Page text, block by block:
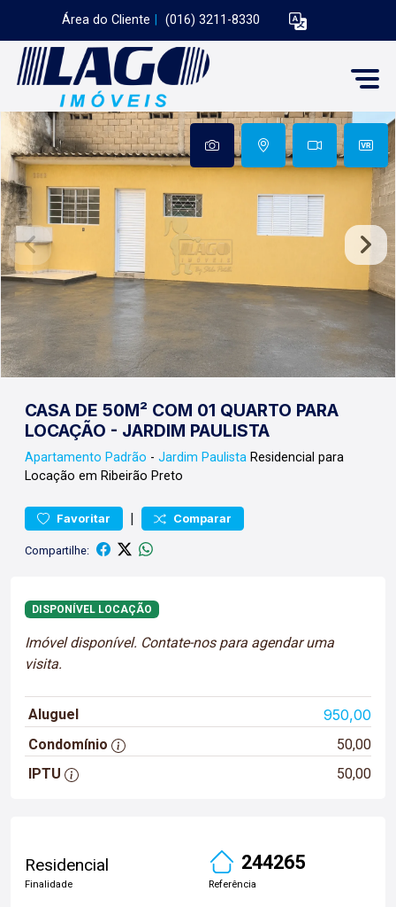
Área do Cliente (016) 3211-8330
CASA DE 50M² COM 01 QUARTO PARA
LOCAÇÃO - JARDIM PAULISTA
Apartamento Padrão - Jardim Paulista Residencial para
Locação em Ribeirão Preto
Favoritar | Comparar
Compartilhe:
DISPONÍVEL LOCAÇÃO
Imóvel disponível. Contate-nos para agendar uma
visita.
Aluguel 950,00
Condomínio
50,00
IPTU
50,00
Residencial
Finalidade
244265
Referência